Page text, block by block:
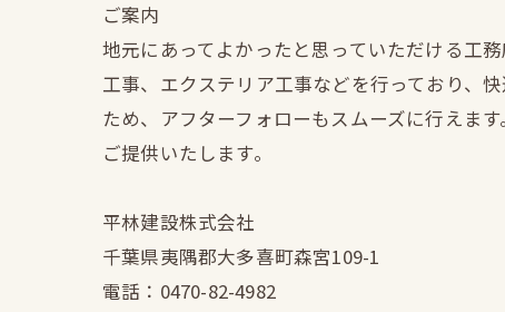
ご案内
地元にあってよかったと思っていただける工
工事、エクステリア工事などを行っており、
ため、アフターフォローもスムーズに行えま
ご提供いたします。
平林建設株式会社
千葉県夷隅郡大多喜町森宮109-1
電話：0470-82-4982